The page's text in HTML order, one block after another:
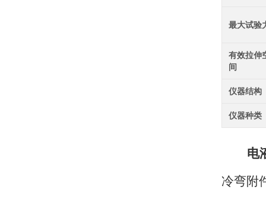
最大试验
有效拉伸
间
仪器结构
仪器种类
电
冷弯附